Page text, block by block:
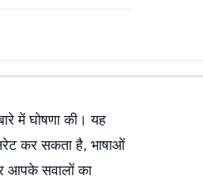
में घोषणा की। यह
कर सकता है, भाषाओं
आपके सवालों का